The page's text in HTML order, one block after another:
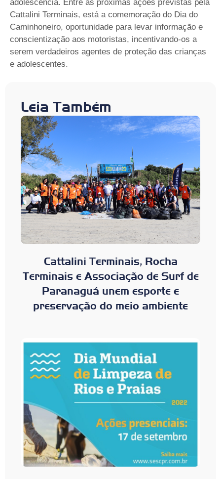
adolescência. Entre as próximas ações previstas pela
Cattalini Terminais, está a comemoração do Dia do
Caminhoneiro, oportunidade para levar informação e
conscientização aos motoristas, incentivando-os a
serem verdadeiros agentes de proteção das crianças
e adolescentes.
Leia Também
Cattalini Terminais, Rocha
Terminais e Associação de Surf de
Paranaguá unem esporte e
preservação do meio ambiente